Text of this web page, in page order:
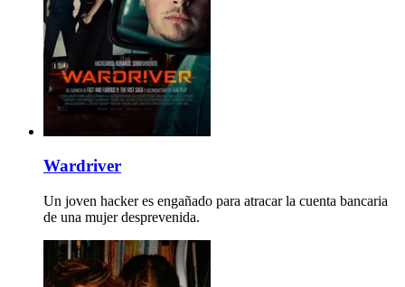
Wardriver
Un joven hacker es engañado para atracar la cuenta bancaria
de una mujer desprevenida.